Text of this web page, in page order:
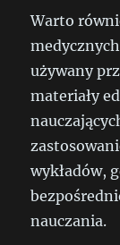
Warto
używany
materiały
wykładów,
nauczania.